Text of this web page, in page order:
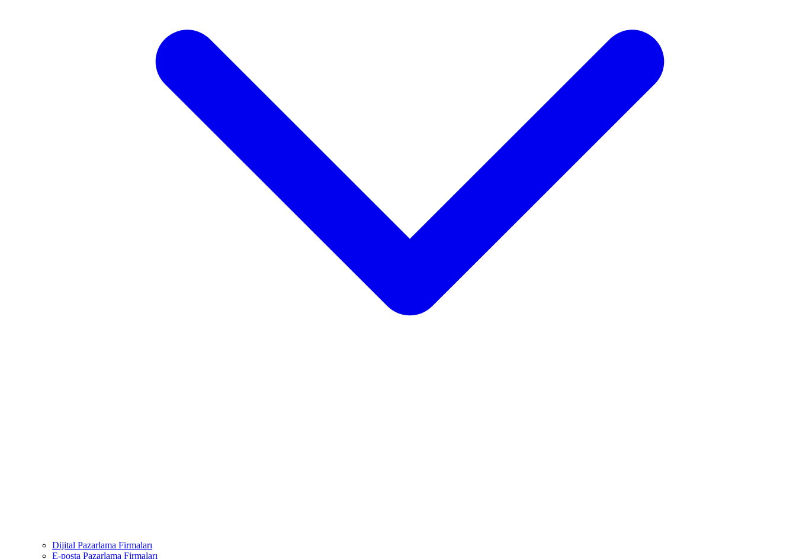
Dijital Pazarlama Firmaları
E-posta Pazarlama Firmaları